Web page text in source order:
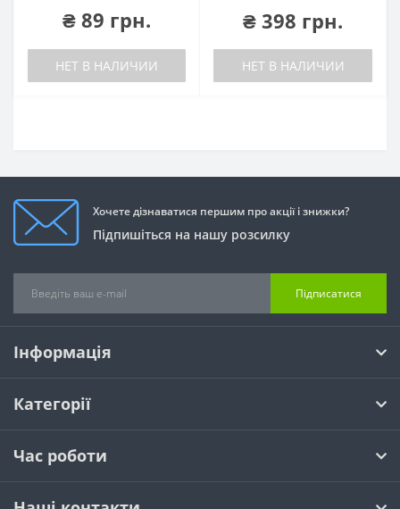
₴ 89 грн.
НЕТ В НАЛИЧИИ
₴ 398 грн.
НЕТ В НАЛИЧИИ
Хочете дізнаватися першим про акції і знижки?
Підпишіться на нашу розсилку
Підписатися
Інформація
Категорії
Час роботи